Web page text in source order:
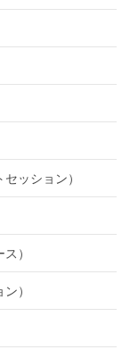
ッション）
）
）